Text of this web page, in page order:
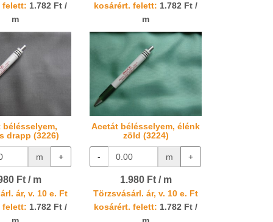
felett: 1.782 Ft /
m
kosárért. felett: 1.782 Ft /
m
bélésselyem,
drapp (3226)
m +
Ft / m
ár, v. 10 e. Ft
felett: 1.782 Ft /
Acetát bélésselyem, élénk
zöld (3224)
- m +
1.980 Ft / m
Törzsvásárl. ár, v. 10 e. Ft
kosárért. felett: 1.782 Ft /